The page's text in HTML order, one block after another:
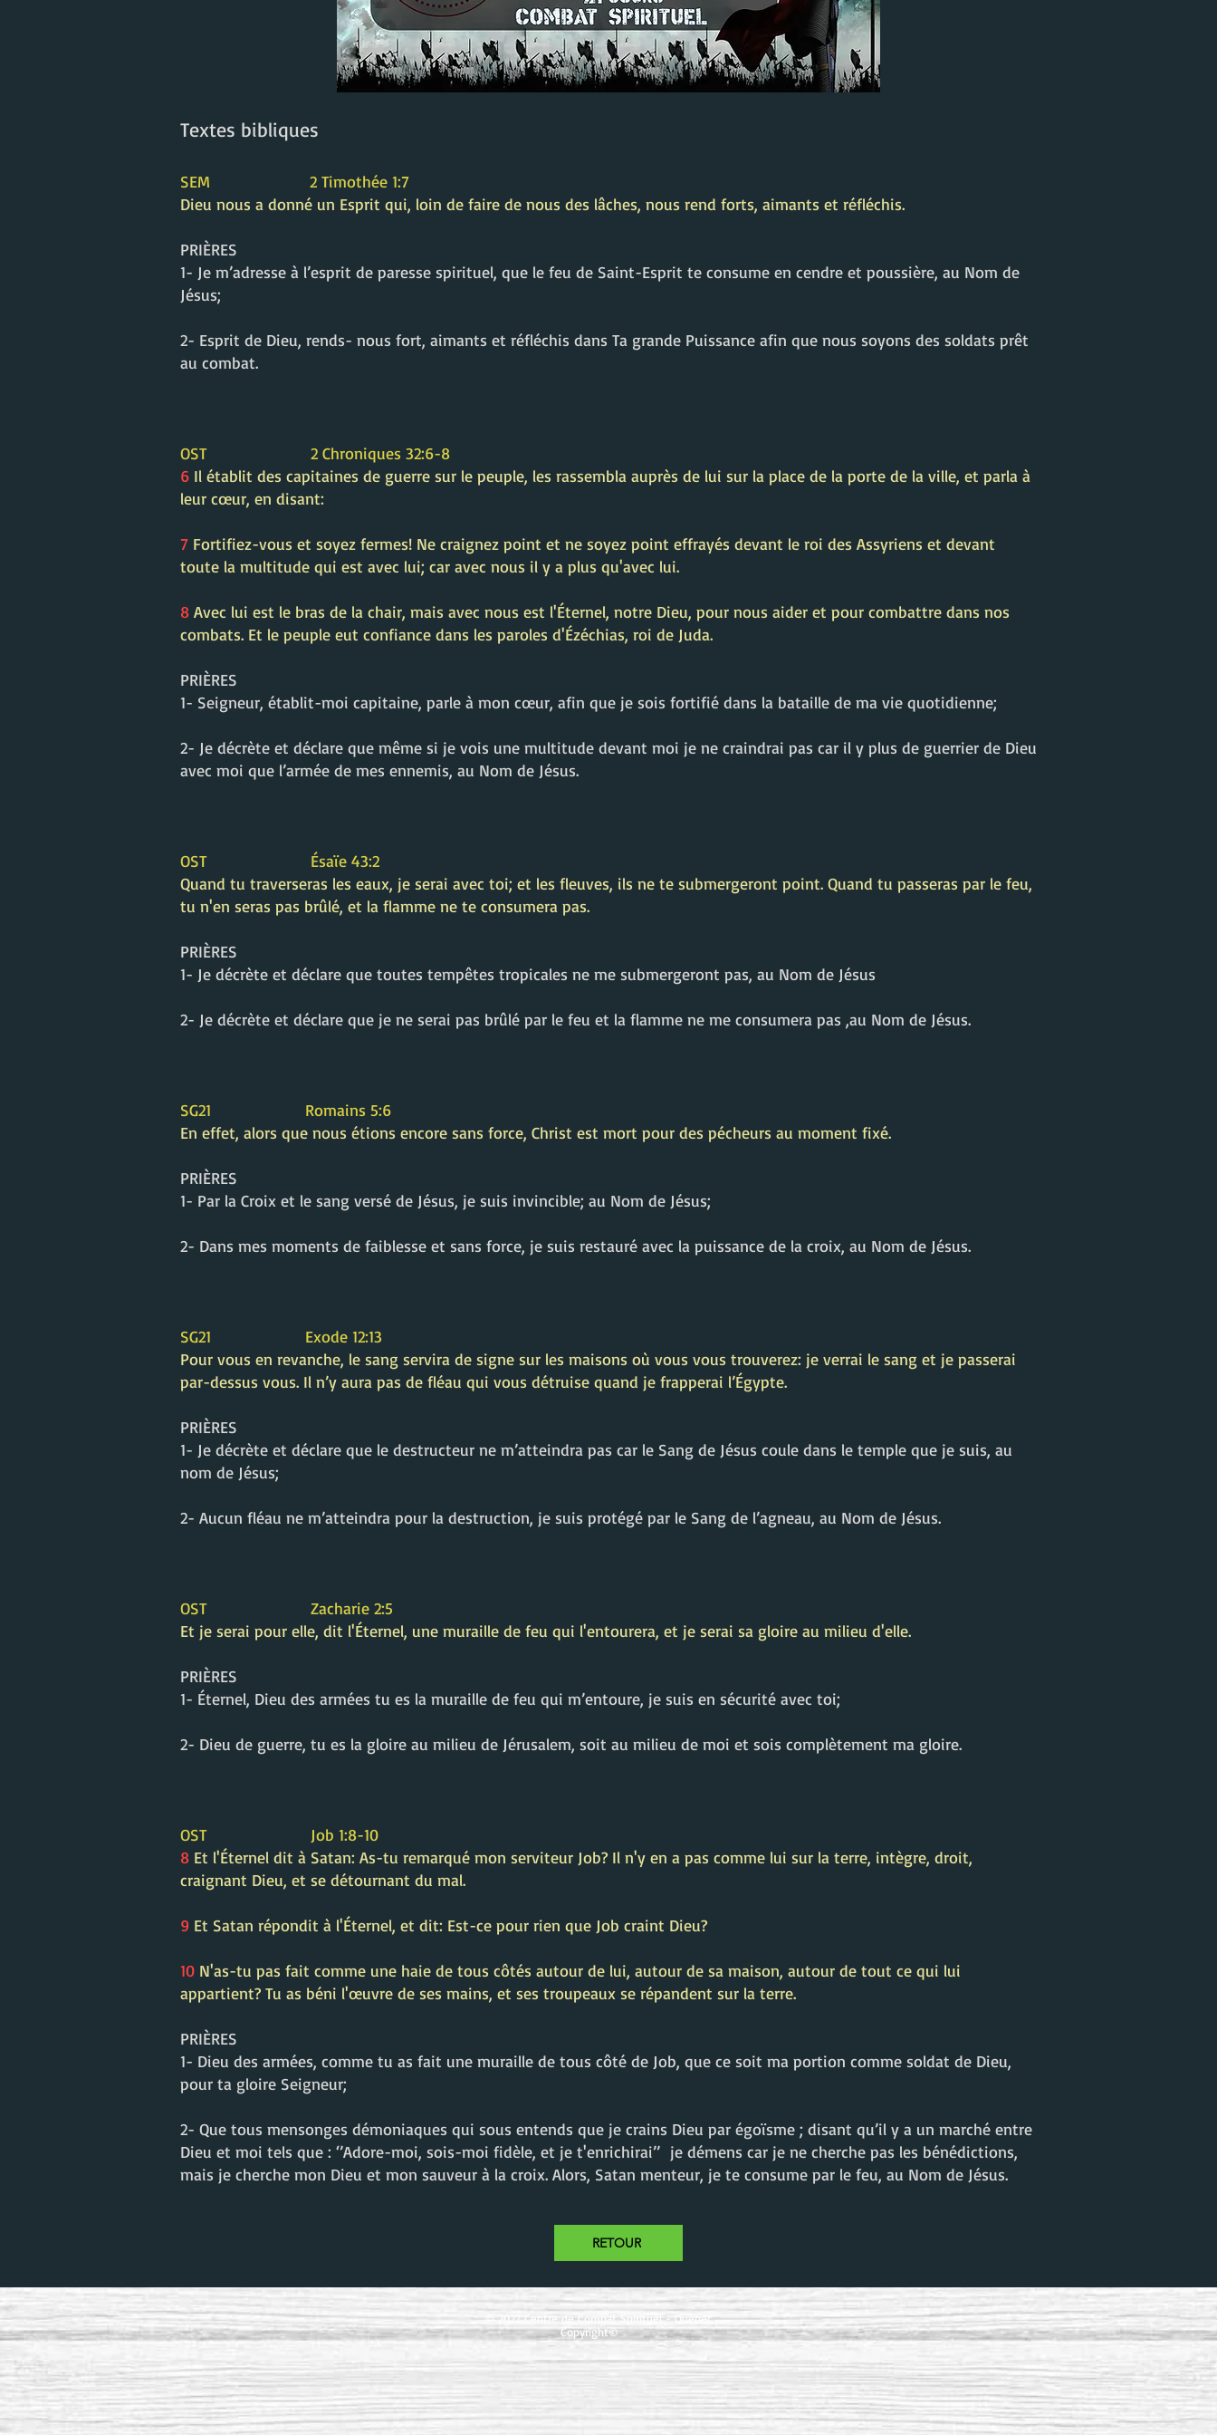
Textes bibliques
SEM 2 Timothée 1:7
Dieu nous a donné un Esprit qui, loin de faire de nous des lâches, nous rend forts, aimants et réfléchis.
PRIÈRES
1- Je m’adresse à l’esprit de paresse spirituel, que le feu de Saint-Esprit te consume en cendre et poussière, au Nom de
Jésus;
2- Esprit de Dieu, rends- nous fort, aimants et réfléchis dans Ta grande Puissance afin que nous soyons des soldats prêt
au combat.
OST 2 Chroniques 32:6-8
6 Il établit des capitaines de guerre sur le peuple, les rassembla auprès de lui sur la place de la porte de la ville, et parla à
leur cœur, en disant:
7 Fortifiez-vous et soyez fermes! Ne craignez point et ne soyez point effrayés devant le roi des Assyriens et devant
toute la multitude qui est avec lui; car avec nous il y a plus qu'avec lui.
8 Avec lui est le bras de la chair, mais avec nous est l'Éternel, notre Dieu, pour nous aider et pour combattre dans nos
combats. Et le peuple eut confiance dans les paroles d'Ézéchias, roi de Juda.
PRIÈRES
1- Seigneur, établit-moi capitaine, parle à mon cœur, afin que je sois fortifié dans la bataille de ma vie quotidienne;
2- Je décrète et déclare que même si je vois une multitude devant moi je ne craindrai pas car il y plus de guerrier de Dieu
avec moi que l’armée de mes ennemis, au Nom de Jésus.
OST Ésaïe 43:2
Quand tu traverseras les eaux, je serai avec toi; et les fleuves, ils ne te submergeront point. Quand tu passeras par le feu,
tu n'en seras pas brûlé, et la flamme ne te consumera pas.
PRIÈRES
1- Je décrète et déclare que toutes tempêtes tropicales ne me submergeront pas, au Nom de Jésus
2- Je décrète et déclare que je ne serai pas brûlé par le feu et la flamme ne me consumera pas ,au Nom de Jésus.
SG21 Romains 5:6
En effet, alors que nous étions encore sans force, Christ est mort pour des pécheurs au moment fixé.
PRIÈRES
1- Par la Croix et le sang versé de Jésus, je suis invincible; au Nom de Jésus;
2- Dans mes moments de faiblesse et sans force, je suis restauré avec la puissance de la croix, au Nom de Jésus.
SG21 Exode 12:13
Pour vous en revanche, le sang servira de signe sur les maisons où vous vous trouverez: je verrai le sang et je passerai
par-dessus vous. Il n’y aura pas de fléau qui vous détruise quand je frapperai l’Égypte.
PRIÈRES
1- Je décrète et déclare que le destructeur ne m’atteindra pas car le Sang de Jésus coule dans le temple que je suis, au
nom de Jésus;
2- Aucun fléau ne m’atteindra pour la destruction, je suis protégé par le Sang de l’agneau, au Nom de Jésus.
OST Zacharie 2:5
Et je serai pour elle, dit l'Éternel, une muraille de feu qui l'entourera, et je serai sa gloire au milieu d'elle.
PRIÈRES
1- Éternel, Dieu des armées tu es la muraille de feu qui m’entoure, je suis en sécurité avec toi;
2- Dieu de guerre, tu es la gloire au milieu de Jérusalem, soit au milieu de moi et sois complètement ma gloire.
OST Job 1:8-10
8 Et l'Éternel dit à Satan: As-tu remarqué mon serviteur Job? Il n'y en a pas comme lui sur la terre, intègre, droit,
craignant Dieu, et se détournant du mal.
9 Et Satan répondit à l'Éternel, et dit: Est-ce pour rien que Job craint Dieu?
10 N'as-tu pas fait comme une haie de tous côtés autour de lui, autour de sa maison, autour de tout ce qui lui
appartient? Tu as béni l'œuvre de ses mains, et ses troupeaux se répandent sur la terre.
PRIÈRES
1- Dieu des armées, comme tu as fait une muraille de tous côté de Job, que ce soit ma portion comme soldat de Dieu,
pour ta gloire Seigneur;
2- Que tous mensonges démoniaques qui sous entends que je crains Dieu par égoïsme ; disant qu’il y a un marché entre
Dieu et moi tels que : ‘’Adore-moi, sois-moi fidèle, et je t'enrichirai’’ je démens car je ne cherche pas les bénédictions,
mais je cherche mon Dieu et mon sauveur à la croix. Alors, Satan menteur, je te consume par le feu, au Nom de Jésus.
RETOUR
© 2027 Centre de Combat Spirituel - Québec
Copyright©